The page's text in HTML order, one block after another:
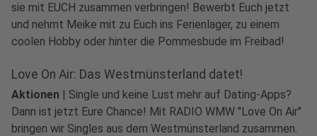
sie mit EUCH zusammen verbringen! Bewerbt Euch jetzt
und nehmt Meike mit zu Euch ins Ferienlager, zu einem
coolen Hobby oder hinter die Pommesbude im Freibad!
Love On Air: Das Westmünsterland datet!
Aktionen | Single und keine Lust mehr auf Dating-Apps?
Dann ist jetzt Eure Chance! Mit RADIO WMW "Love On Air"
bringen wir Singles aus dem Westmünsterland zusammen.